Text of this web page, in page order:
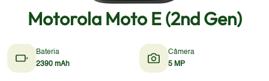
Motorola Moto E (2nd Gen)
Bateria
2390 mAh
Câmera
5 MP